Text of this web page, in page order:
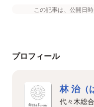
この記事は、公開日
プロフィール
林 治（
代々木総